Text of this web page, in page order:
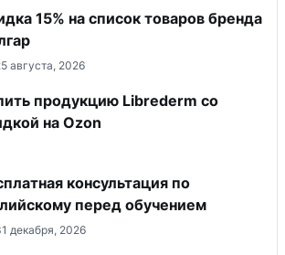
15% на список товаров бренда
августа, 2026
продукцию Librederm со
на Ozon
консультация по
перед обучением
декабря, 2026